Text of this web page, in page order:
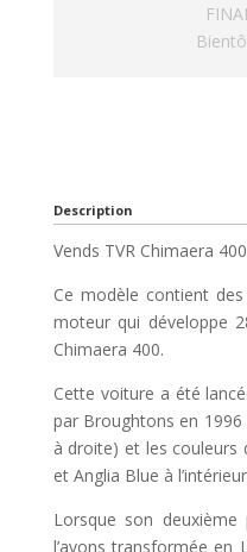
Description
Vends TVR Chimaera
Ce modèle contient
moteur qui développe
Chimaera 400.
Cette voiture a été
par Broughtons en 1996
à droite) et les couleurs
et Anglia Blue à
Lorsque son deuxième
l’avons transformée en